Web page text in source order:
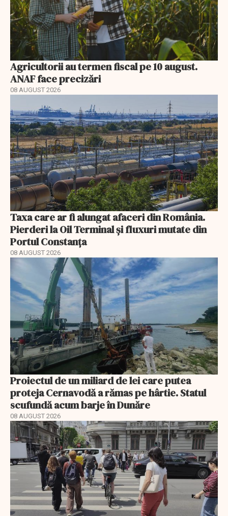
Agricultorii au termen fiscal pe 10 august.
ANAF face precizări
08 AUGUST 2026
Taxa care ar fi alungat afaceri din România.
Pierderi la Oil Terminal și fluxuri mutate din
Portul Constanța
08 AUGUST 2026
Proiectul de un miliard de lei care putea
proteja Cernavodă a rămas pe hârtie. Statul
scufundă acum barje în Dunăre
08 AUGUST 2026